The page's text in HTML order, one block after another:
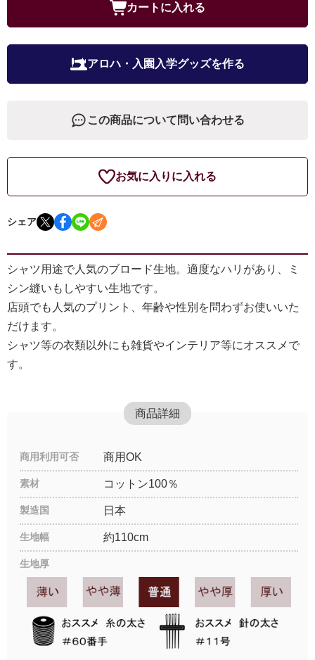
カートに入れる
アロハ・入園入学グッズを作る
この商品について問い合わせる
お気に入りに入れる
シェア
シャツ用途で人気のブロード生地。適度なハリがあり、ミ
シン縫いもしやすい生地です。
店頭でも人気のプリント、年齢や性別を問わずお使いいた
だけます。
シャツ等の衣類以外にも雑貨やインテリア等にオススメで
す。
商品詳細
商用利用可否 商用OK
素材 コットン100％
製造国 日本
生地幅 約110cm
生地厚